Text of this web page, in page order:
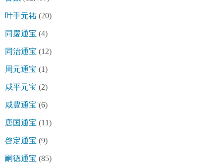
叶手元祐 (20)
同慶通宝 (4)
同治通宝 (12)
周元通宝 (1)
咸平元宝 (2)
咸豊通宝 (6)
唐国通宝 (11)
啓定通宝 (9)
嗣徳通宝 (85)